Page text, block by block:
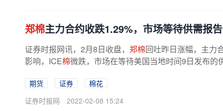
郑棉主力合约收跌1.29%，市场等待供需报
证券时报网讯，2月8日收盘， 郑棉回吐昨日涨幅，主力
影响，ICE棉微跌，市场在等待美国当地时间9日发布
期货 证券
棉花
证券时报网
2022-02-08 15:24